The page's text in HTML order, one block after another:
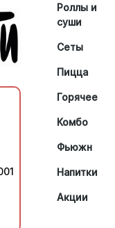
Роллы и
суши
Сеты
Пицца
Горячее
Комбо
Фьюжн
Напитки
Акции